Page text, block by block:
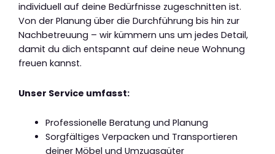
individuell auf deine Bedürfnisse zugeschnitten ist.
Von der Planung über die Durchführung bis hin zur
Nachbetreuung – wir kümmern uns um jedes Detail,
damit du dich entspannt auf deine neue Wohnung
freuen kannst.
Unser Service umfasst:
Professionelle Beratung und Planung
Sorgfältiges Verpacken und Transportieren
deiner Möbel und Umzugsgüter